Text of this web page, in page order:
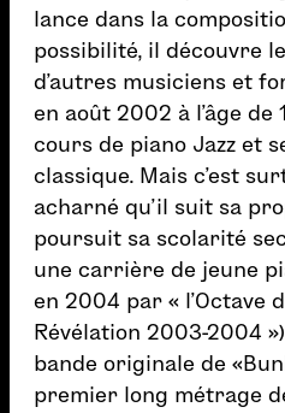
lance dans la
possibilité, il découvre
d’autres musiciens et
en août 2002 à l’âge de
cours de piano Jazz et
classique. Mais c’est
acharné qu’il suit sa
poursuit sa scolarité
une carrière de jeune
en 2004 par « l’Octave
Révélation 2003-2004
bande originale de
premier long métrage